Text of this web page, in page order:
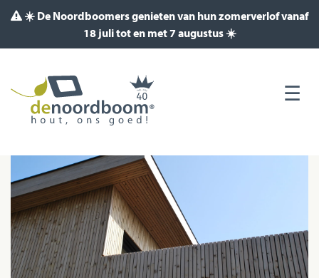
☀️ De Noordboomers genieten van hun zomerverlof vanaf
18 juli tot en met 7 augustus ☀️